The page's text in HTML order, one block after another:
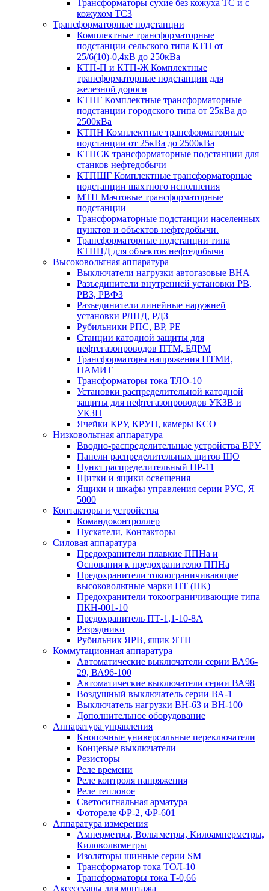
Трансформаторы сухие без кожуха ТС и с
кожухом ТСЗ
Трансформаторные подстанции
Комплектные трансформаторные
подстанции сельского типа КТП от
25/6(10)-0,4кВ до 250кВа
КТП-П и КТП-Ж Комплектные
трансформаторные подстанции для
железной дороги
КТПГ Комплектные трансформаторные
подстанции городского типа от 25кВа до
2500кВа
КТПН Комплектные трансформаторные
подстанции от 25кВа до 2500кВа
КТПСК трансформаторные подстанции для
станков нефтедобычи
КТПШГ Комплектные трансформаторные
подстанции шахтного исполнения
МТП Мачтовые трансформаторные
подстанции
Трансформаторные подстанции населенных
пунктов и объектов нефтедобычи.
Трансформаторные подстанции типа
КТПНД для объектов нефтедобычи
Высоковольтная аппаратура
Выключатели нагрузки автогазовые ВНА
Разъединители внутренней установки РВ,
РВЗ, РВФЗ
Разъединители линейные наружней
установки РЛНД, РДЗ
Рубильники РПС, ВР, РЕ
Станции катодной защиты для
нефтегазопроводов ПТМ, БДРМ
Трансформаторы напряжения НТМИ,
НАМИТ
Трансформаторы тока ТЛО-10
Установки распределительной катодной
защиты для нефтегазопроводов УКЗВ и
УКЗН
Ячейки КРУ, КРУН, камеры КСО
Низковольтная аппаратура
Вводно-распределительные устройства ВРУ
Панели распределительных щитов ЩО
Пункт распределительный ПР-11
Щитки и ящики освещения
Ящики и шкафы управления серии РУС, Я
5000
Контакторы и устройства
Командоконтроллер
Пускатели, Контакторы
Силовая аппаратура
Предохранители плавкие ППНа и
Основания к предохранителю ППНа
Предохранители токоограничивающие
высоковольтные марки ПТ (ПК)
Предохранители токоограничивающие типа
ПКН-001-10
Предохранитель ПТ-1,1-10-8А
Разрядники
Рубильник ЯРВ, ящик ЯТП
Коммутационная аппаратура
Автоматические выключатели серии ВА96-
29, ВА96-100
Автоматические выключатели серии ВА98
Воздушный выключатель серии ВА-1
Выключатель нагрузки ВН-63 и ВН-100
Дополнительное оборудование
Аппаратура управления
Кнопочные универсальные переключатели
Концевые выключатели
Резисторы
Реле времени
Реле контроля напряжения
Реле тепловое
Светосигнальная арматура
Фотореле ФР-2, ФР-601
Аппаратура измерения
Амперметры, Вольтметры, Килоамперметры,
Киловольтметры
Изоляторы шинные серии SM
Трансформатор тока ТОЛ-10
Трансформаторы тока Т-0,66
Аксессуары для монтажа